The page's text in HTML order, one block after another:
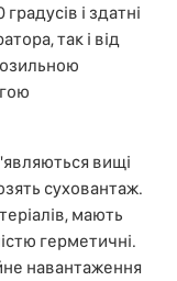
і здатні
так і від
вищі
суховантаж.
мають
герметичні.
навантаження